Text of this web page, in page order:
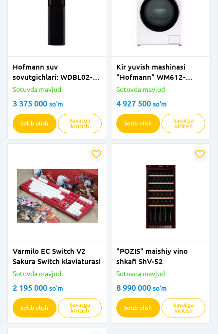
Hofmann suv
sovutgichlari: WDBL02-
CDB/HF
Sotuvda mavjud
3 375 000 so'm
Sotib olish
Savatga
kiritish
Kir yuvish mashinasi
"Hofmann" WM612-
2SDW/HF (Oq) 6 kg
Sotuvda mavjud
4 927 500 so'm
Sotib olish
Savatga
kiritish
Varmilo EC Switch V2
Sakura Switch klaviaturasi
Sotuvda mavjud
2 195 000 so'm
Sotib olish
Savatga
kiritish
"POZIS" maishiy vino
shkafi ShV-52
Sotuvda mavjud
8 990 000 so'm
Sotib olish
Savatga
kiritish